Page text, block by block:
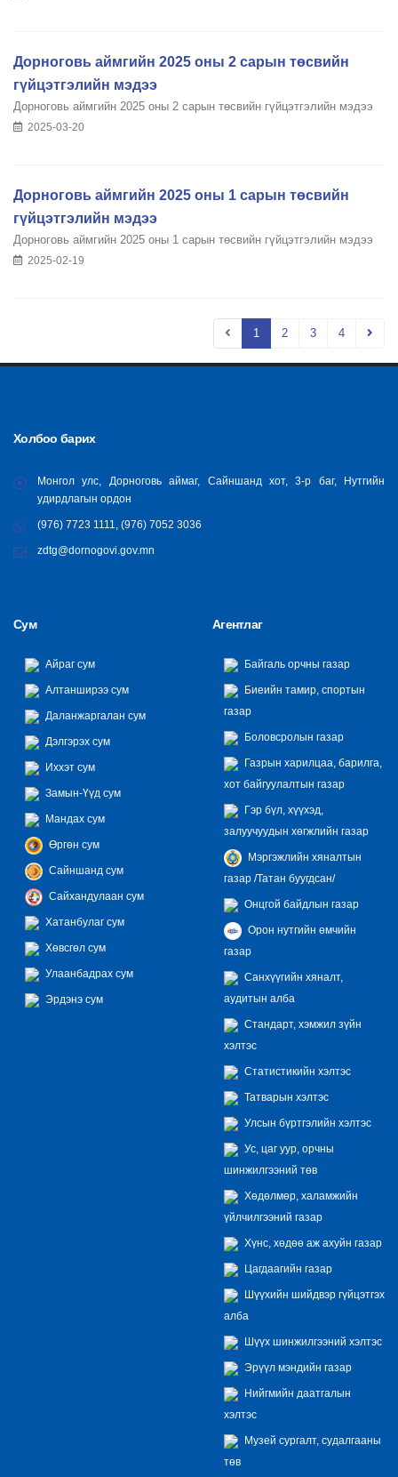
Дорноговь аймгийн 2025 оны 2 сарын төсвийн
гүйцэтгэлийн мэдээ
Дорноговь аймгийн 2025 оны 2 сарын төсвийн гүйцэтгэлийн мэдээ
2025-03-20
Дорноговь аймгийн 2025 оны 1 сарын төсвийн
гүйцэтгэлийн мэдээ
Дорноговь аймгийн 2025 оны 1 сарын төсвийн гүйцэтгэлийн мэдээ
2025-02-19
1 2 3 4
Холбоо барих
Монгол улс, Дорноговь аймаг, Сайншанд хот, 3-р баг, Нутгийн
удирдлагын ордон
(976) 7723 1111, (976) 7052 3036
zdtg@dornogovi.gov.mn
Сум
Айраг сум
Алтанширээ сум
Даланжаргалан сум
Дэлгэрэх сум
Иххэт сум
Замын-Үүд сум
Мандах сум
Өргөн сум
Сайншанд сум
Сайхандулаан сум
Хатанбулаг сум
Хөвсгөл сум
Улаанбадрах сум
Эрдэнэ сум
Агентлаг
Байгаль орчны газар
Биеийн тамир, спортын
газар
Боловсролын газар
Газрын харилцаа, барилга,
хот байгуулалтын газар
Гэр бүл, хүүхэд,
залуучуудын хөгжлийн газар
Мэргэжлийн хяналтын
газар /Татан буугдсан/
Онцгой байдлын газар
Орон нутгийн өмчийн
газар
Санхүүгийн хяналт,
аудитын алба
Стандарт, хэмжил зүйн
хэлтэс
Статистикийн хэлтэс
Татварын хэлтэс
Улсын бүртгэлийн хэлтэс
Ус, цаг уур, орчны
шинжилгээний төв
Хөдөлмөр, халамжийн
үйлчилгээний газар
Хүнс, хөдөө аж ахуйн газар
Цагдаагийн газар
Шүүхийн шийдвэр гүйцэтгэх
алба
Шүүх шинжилгээний хэлтэс
Эрүүл мэндийн газар
Нийгмийн даатгалын
хэлтэс
Музей сургалт, судалгааны
төв